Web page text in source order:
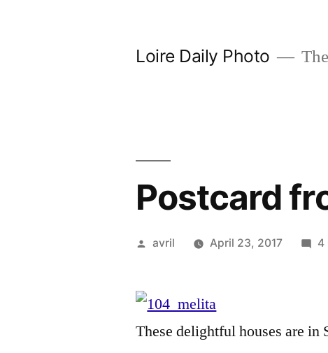
Loire Daily Photo
Postcard
Posted
avril April 23, 2017 4
These delightful houses are